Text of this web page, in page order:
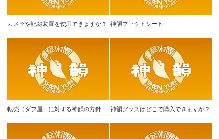
カメラや記録装置を使用できますか？ 神韻ファクトシート
転売（ダフ屋）に対する神韻の方針 神韻グッズはどこで購入できますか？